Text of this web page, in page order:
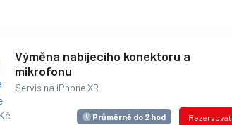
Výměna nabíjecího konektoru a
mikrofonu
Servis na iPhone XR
Průměrně do 2 hod Rezervovat